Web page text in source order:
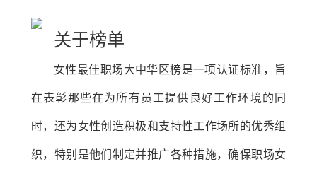
关于榜单
女性最佳职场大中华区榜是一项认证标准，旨
在表彰那些在为所有员工提供良好工作环境的同
时，还为女性创造积极和支持性工作场所的优秀组
织，特别是他们制定并推广各种措施，确保职场女